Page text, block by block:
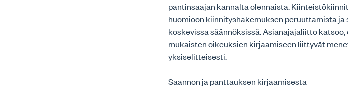
pantinsaajan kannalta olennaista.
huomioon kiinnityshakemuksen peruuttamista
koskevissa säännöksissä. Asianajajaliitto
mukaisten oikeuksien kirjaamiseen liittyvät
yksiselitteisesti.
Saannon ja panttauksen kirjaamisesta